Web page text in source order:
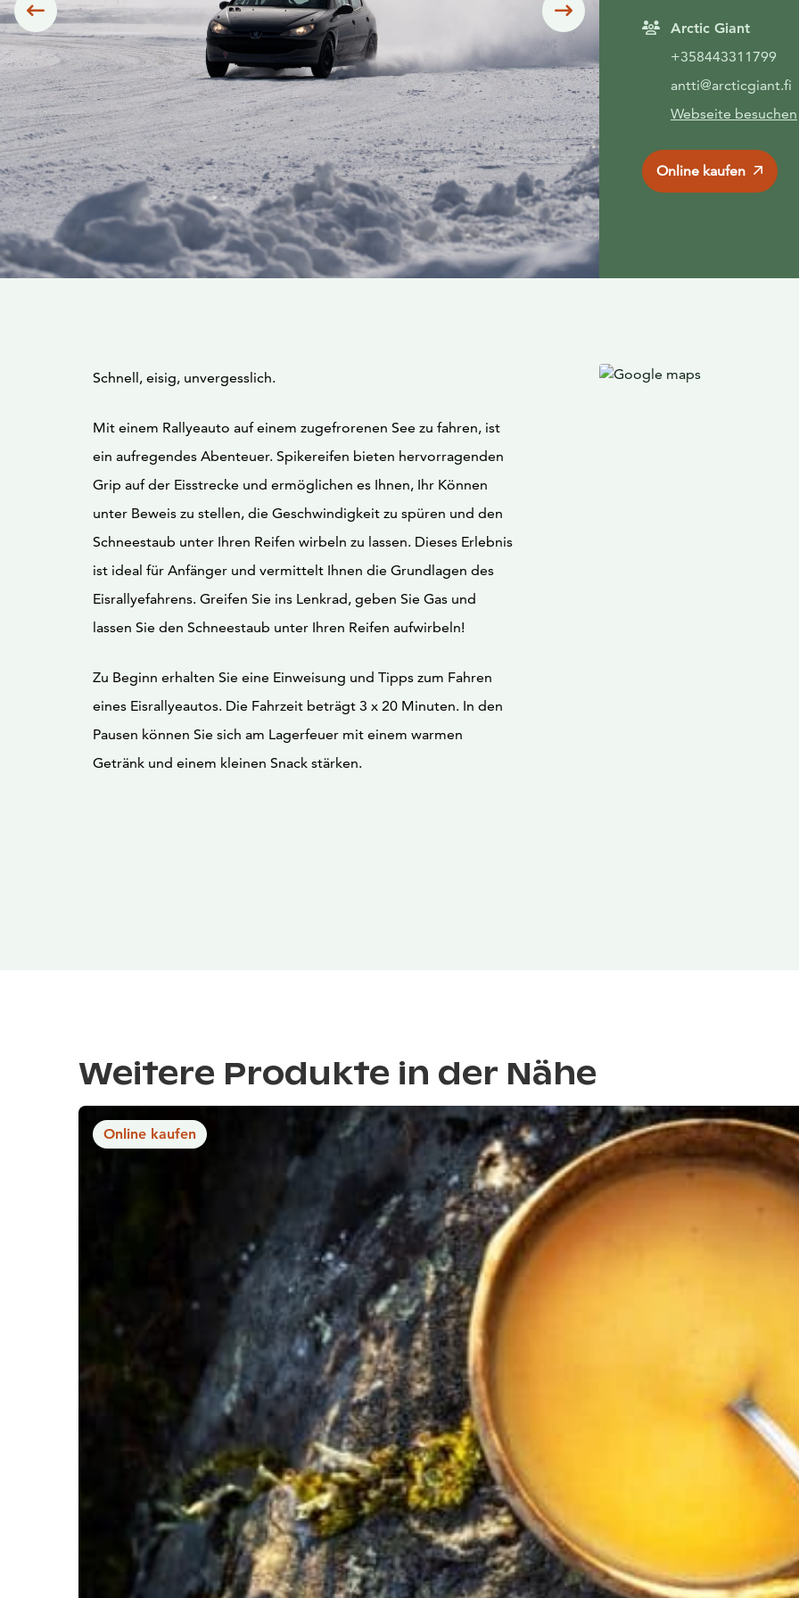
Siirry edelliseen Siirry seuraavaan
Arctic Giant
+358443311799
antti@arcticgiant.fi
Webseite besuchen
Online kaufen
Schnell, eisig, unvergesslich.
Mit einem Rallyeauto auf einem zugefrorenen See zu fahren, ist
ein aufregendes Abenteuer. Spikereifen bieten hervorragenden
Grip auf der Eisstrecke und ermöglichen es Ihnen, Ihr Können
unter Beweis zu stellen, die Geschwindigkeit zu spüren und den
Schneestaub unter Ihren Reifen wirbeln zu lassen. Dieses Erlebnis
ist ideal für Anfänger und vermittelt Ihnen die Grundlagen des
Eisrallyefahrens. Greifen Sie ins Lenkrad, geben Sie Gas und
lassen Sie den Schneestaub unter Ihren Reifen aufwirbeln!
Zu Beginn erhalten Sie eine Einweisung und Tipps zum Fahren
eines Eisrallyeautos. Die Fahrzeit beträgt 3 x 20 Minuten. In den
Pausen können Sie sich am Lagerfeuer mit einem warmen
Getränk und einem kleinen Snack stärken.
Weitere Produkte in der Nähe
Online kaufen